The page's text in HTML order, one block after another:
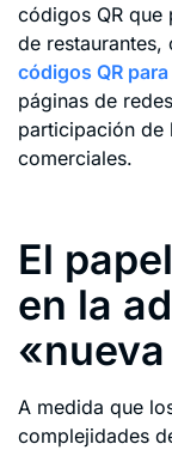
códigos QR
de restaurantes,
códigos QR
páginas de
participación de
comerciales.
El
en la
A medida que
complejidades